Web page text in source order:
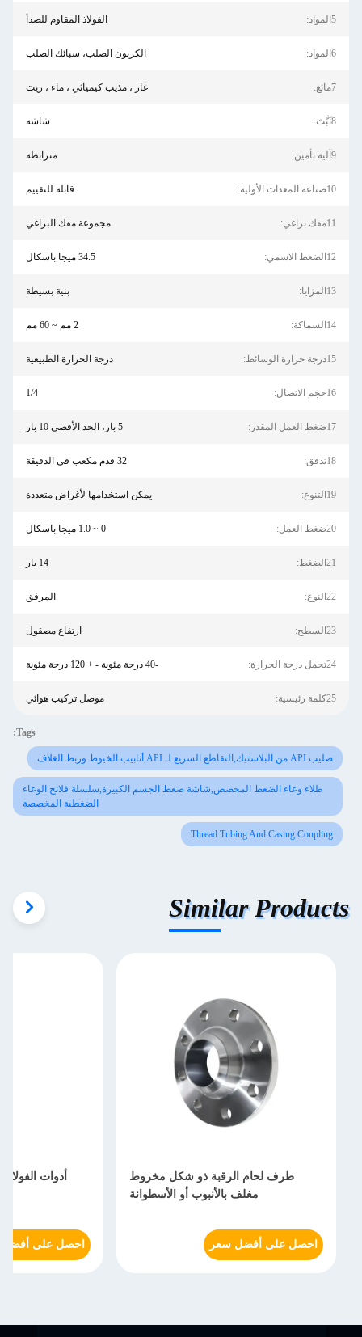
5المواد: الفولاذ المقاوم للصدأ
6المواد: الكربون الصلب، سبائك الصلب
7مائع: غاز ، مذيب كيميائي ، ماء ، زيت
8ثَبَّتَ: شاشة
9آلية تأمين: مترابطة
10صناعة المعدات الأولية: قابلة للتقييم
11مفك براغي: مجموعة مفك البراغي
12الضغط الاسمي: 34.5 ميجا باسكال
13المزايا: بنية بسيطة
14السماكة: 2 مم ~ 60 مم
15درجة حرارة الوسائط: درجة الحرارة الطبيعية
16حجم الاتصال: 1/4
17ضغط العمل المقدر: 5 بار، الحد الأقصى 10 بار
18تدفق: 32 قدم مكعب في الدقيقة
19التنوع: يمكن استخدامها لأغراض متعددة
20ضغط العمل: 0 ~ 1.0 ميجا باسكال
21الضغط: 14 بار
22النوع: المرفق
23السطح: ارتفاع مصقول
24تحمل درجة الحرارة: -40 درجة مئوية - + 120 درجة مئوية
25كلمة رئيسية: موصل تركيب هوائي
Tags:
صليب API من البلاستيك,التقاطع السريع لـ API,أنابيب الخيوط وربط الغلاف
طلاء وعاء الضغط المخصص,شاشة ضغط الجسم الكبيرة,سلسلة فلانج الوعاء
الضغطية المخصصة
Thread Tubing And Casing Coupling
Similar Products
طرف لحام الرقبة ذو شكل مخروط
مغلف بالأنبوب أو الأسطوانة
احصل على أفضل سعر
أدوات
احصل على